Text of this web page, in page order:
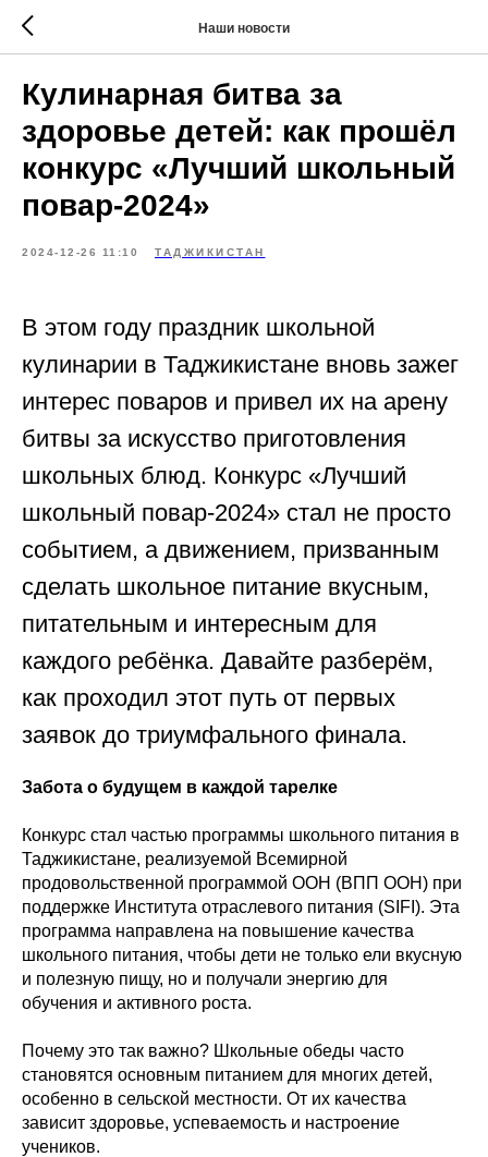
Наши новости
Кулинарная битва за
здоровье детей: как прошёл
конкурс «Лучший школьный
повар-2024»
2024-12-26 11:10 ТАДЖИКИСТАН
В этом году праздник школьной
кулинарии в Таджикистане вновь зажег
интерес поваров и привел их на арену
битвы за искусство приготовления
школьных блюд. Конкурс «Лучший
школьный повар-2024» стал не просто
событием, а движением, призванным
сделать школьное питание вкусным,
питательным и интересным для
каждого ребёнка. Давайте разберём,
как проходил этот путь от первых
заявок до триумфального финала.
Забота о будущем в каждой тарелке
Конкурс стал частью программы школьного питания в
Таджикистане, реализуемой Всемирной
продовольственной программой ООН (ВПП ООН) при
поддержке Института отраслевого питания (SIFI). Эта
программа направлена на повышение качества
школьного питания, чтобы дети не только ели вкусную
и полезную пищу, но и получали энергию для
обучения и активного роста.
Почему это так важно? Школьные обеды часто
становятся основным питанием для многих детей,
особенно в сельской местности. От их качества
зависит здоровье, успеваемость и настроение
учеников.